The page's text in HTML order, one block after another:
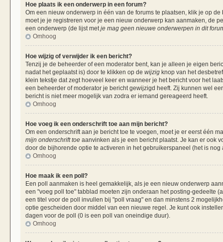
Hoe plaats ik een onderwerp in een forum?
Om een nieuw onderwerp in één van de forums te plaatsen, klik je op
moet je je registreren voor je een nieuw onderwerp kan aanmaken, de
een onderwerp (de lijst met je mag geen nieuwe onderwerpen in dit
Omhoog
Hoe wijzig of verwijder ik een bericht?
Tenzij je de beheerder of een moderator bent, kan je alleen je eigen
nadat het geplaatst is) door te klikken op de wijzig knop van het
klein tekstje dat zegt hoeveel keer en wanneer je het bericht voor het
een beheerder of moderator je bericht gewijzigd heeft. Zij kunnen wel
bericht is niet meer mogelijk van zodra er iemand gereageerd heeft.
Omhoog
Hoe voeg ik een onderschrift toe aan mijn bericht?
Om een onderschrift aan je bericht toe te voegen, moet je er eerst één
mijn onderschrift toe aanvinken als je een bericht plaatst. Je kan er ook
door de bijhorende optie te activeren in het gebruikerspaneel (het is
Omhoog
Hoe maak ik een poll?
Een poll aanmaken is heel gemakkelijk, als je een nieuw onderwerp
een "voeg poll toe" tabblad moeten zijn onderaan het posting-gedeelte
een titel voor de poll invullen bij "poll vraag" en dan minstens 2
optie gescheiden door middel van een nieuwe regel. Je kunt ook
dagen voor de poll (0 is een poll van oneindige duur).
Omhoog